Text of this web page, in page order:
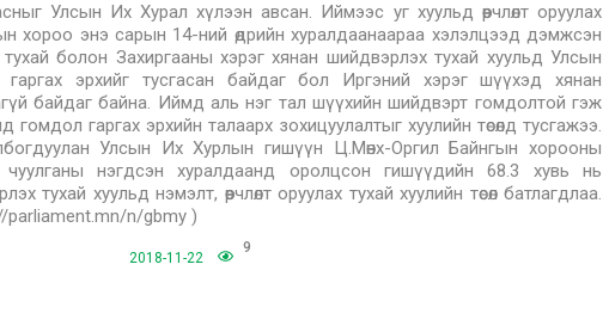
Улсын Их Хурал хүлээн авсан. Иймээс уг хуульд өөрчлөлт оруулах
хороо энэ сарын 14-ний өдрийн хуралдаанаараа хэлэлцээд дэмжсэн
болон Захиргааны хэрэг хянан шийдвэрлэх тухай хуульд Улсын
эрхийг тусгасан байдаг бол Иргэний хэрэг шүүхэд хянан
байдаг байна. Иймд аль нэг тал шүүхийн шийдвэрт гомдолтой гэж
гаргах эрхийн талаарх зохицуулалтыг хуулийн төсөлд тусгажээ.
Улсын Их Хурлын гишүүн Ц.Мөнх-Оргил Байнгын хорооны
чуулганы нэгдсэн хуралдаанд оролцсон гишүүдийн 68.3 хувь нь
хуульд нэмэлт, өөрчлөлт оруулах тухай хуулийн төсөл батлагдлаа.
n/gbmy )
2018-11-22
9